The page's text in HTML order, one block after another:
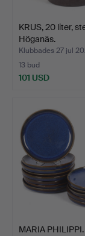
KRUS, 20 liter,
Höganäs.
Klubbades 27 jul
13 bud
101 USD
MARIA